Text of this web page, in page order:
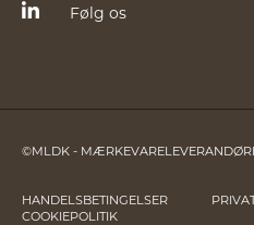
Følg os
©MLDK -
HANDELSBETINGELSER
COOKIEPOLITIK